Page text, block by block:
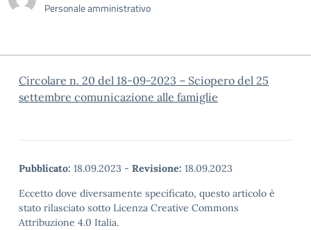
Personale amministrativo
Circolare n. 20 del 18-09-2023 – Sciopero del 25
settembre comunicazione alle famiglie
Pubblicato: 18.09.2023 - Revisione: 18.09.2023
Eccetto dove diversamente specificato, questo articolo è
stato rilasciato sotto Licenza Creative Commons
Attribuzione 4.0 Italia.